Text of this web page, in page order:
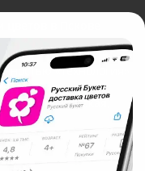
в Пскове
«Технология»
ул. Ипподромская,